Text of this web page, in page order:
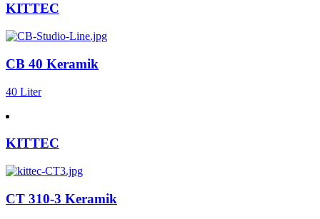
KITTEC
CB 40 Keramik
40 Liter
KITTEC
CT 310-3 Keramik